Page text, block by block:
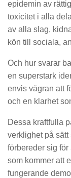
epidemin av
toxicitet i alla
av alla slag,
kön till sociala,
Och hur svarar
en superstark
envis vägran att
och en klarhet
Dessa kraftfulla
verklighet på sätt
förbereder sig
som kommer att
fungerande